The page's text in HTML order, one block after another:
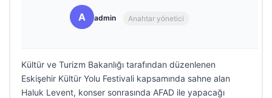
A admin Anahtar yönetici
Kültür ve Turizm Bakanlığı tarafından düzenlenen
Eskişehir Kültür Yolu Festivali kapsamında sahne alan
Haluk Levent, konser sonrasında AFAD ile yapacağı